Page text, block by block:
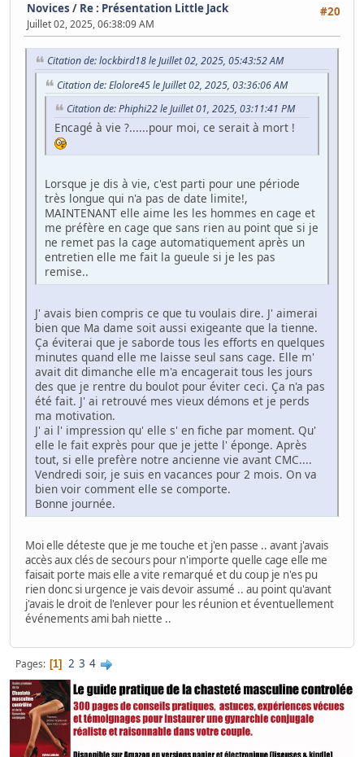
#20
Novices / Re : Présentation Little Jack
Juillet 02, 2025, 06:38:09 AM
Citation de: lockbird18 le Juillet 02, 2025, 05:43:52 AM
Citation de: Elolore45 le Juillet 02, 2025, 03:36:06 AM
Citation de: Phiphi22 le Juillet 01, 2025, 03:11:41 PM
Encagé à vie ?......pour moi, ce serait à mort !
Lorsque je dis à vie, c'est parti pour une période
très longue qui n'a pas de date limite!,
MAINTENANT elle aime les les hommes en cage et
me préfère en cage que sans rien au point que si je
ne remet pas la cage automatiquement après un
entretien elle me fait la gueule si je les pas
remise..
J' avais bien compris ce que tu voulais dire. J' aimerai
bien que Ma dame soit aussi exigeante que la tienne.
Ça éviterai que je saborde tous les efforts en quelques
minutes quand elle me laisse seul sans cage. Elle m'
avait dit dimanche elle m'a encagerait tous les jours
des que je rentre du boulot pour éviter ceci. Ça n'a pas
été fait. J' ai retrouvé mes vieux démons et je perds
ma motivation.
J' ai l' impression qu' elle s' en fiche par moment. Qu'
elle le fait exprès pour que je jette l' éponge. Après
tout, si elle prefère notre ancienne vie avant CMC....
Vendredi soir, je suis en vacances pour 2 mois. On va
bien voir comment elle se comporte.
Bonne journée.
Moi elle déteste que je me touche et j'en passe .. avant j'avais
accès aux clés de secours pour n'importe quelle cage elle me
faisait porte mais elle a vite remarqué et du coup je n'es pu
rien donc si urgence je vais devoir assumé .. au point qu'avant
j'avais le droit de l'enlever pour les réunion et éventuellement
événements ami bah niette ..
Pages 1 2 3 4